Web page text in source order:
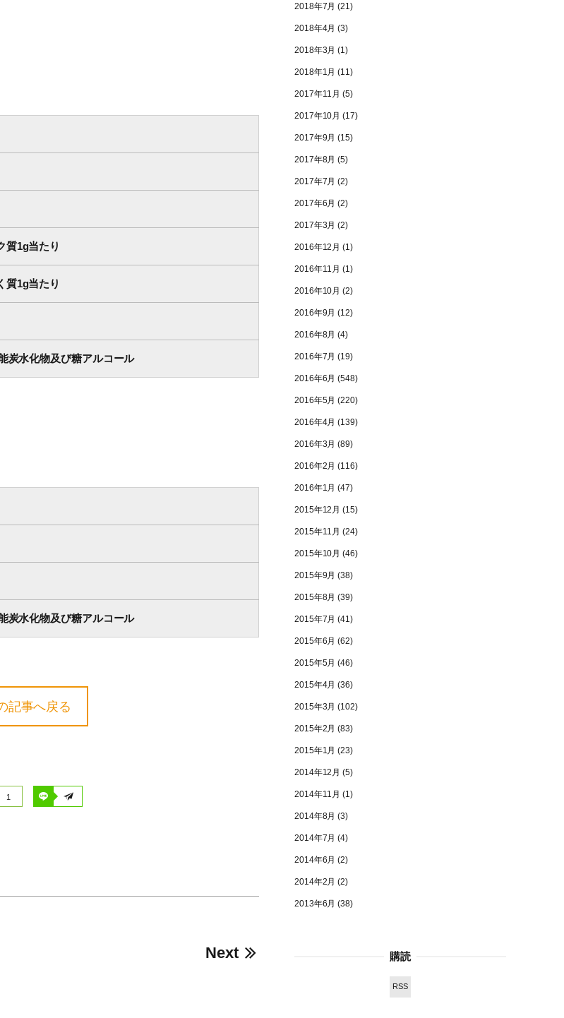
質1g当たり
質1g当たり
炭水化物及び糖アルコール
炭水化物及び糖アルコール
記事へ戻る
1
Next
2018年7月 (21)
2018年4月 (3)
2018年3月 (1)
2018年1月 (11)
2017年11月 (5)
2017年10月 (17)
2017年9月 (15)
2017年8月 (5)
2017年7月 (2)
2017年6月 (2)
2017年3月 (2)
2016年12月 (1)
2016年11月 (1)
2016年10月 (2)
2016年9月 (12)
2016年8月 (4)
2016年7月 (19)
2016年6月 (548)
2016年5月 (220)
2016年4月 (139)
2016年3月 (89)
2016年2月 (116)
2016年1月 (47)
2015年12月 (15)
2015年11月 (24)
2015年10月 (46)
2015年9月 (38)
2015年8月 (39)
2015年7月 (41)
2015年6月 (62)
2015年5月 (46)
2015年4月 (36)
2015年3月 (102)
2015年2月 (83)
2015年1月 (23)
2014年12月 (5)
2014年11月 (1)
2014年8月 (3)
2014年7月 (4)
2014年6月 (2)
2014年2月 (2)
2013年6月 (38)
購読
RSS